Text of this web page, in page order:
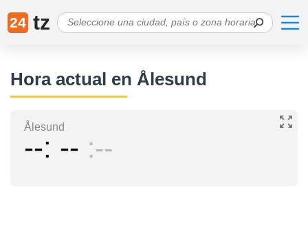
24 tz
Hora actual en Ålesund
Ålesund
-- -- --